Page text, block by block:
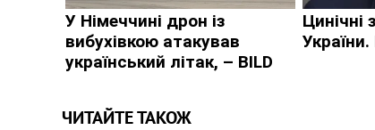
ЧИТАЙТЕ ТАКОЖ